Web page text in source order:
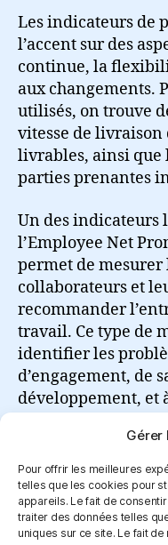
Gérer
Pour offrir les meilleures
telles que les cookies pour
appareils. Le fait de
traiter des données telles
uniques sur ce site. Le fait
Les indicateurs de
l’accent sur des
continue, la
aux changements.
utilisés, on trouve
vitesse de livraison
livrables, ainsi que
parties prenantes
Un des indicateurs
l’Employee Net
permet de mesurer
collaborateurs et
recommander
travail. Ce type de
identifier les
d’engagement, de
développement, et
Lire la suite